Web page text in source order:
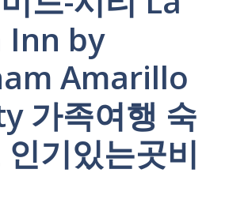
Inn by
Amarillo
가족여행 숙
기있는곳비